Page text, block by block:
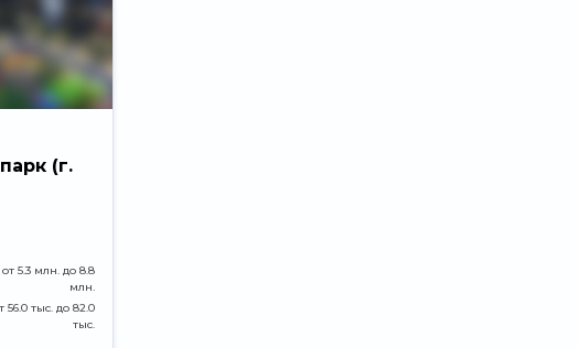
(г.
от 5.3 млн. до 8.8
млн.
56.0 тыс. до 82.0
тыс.